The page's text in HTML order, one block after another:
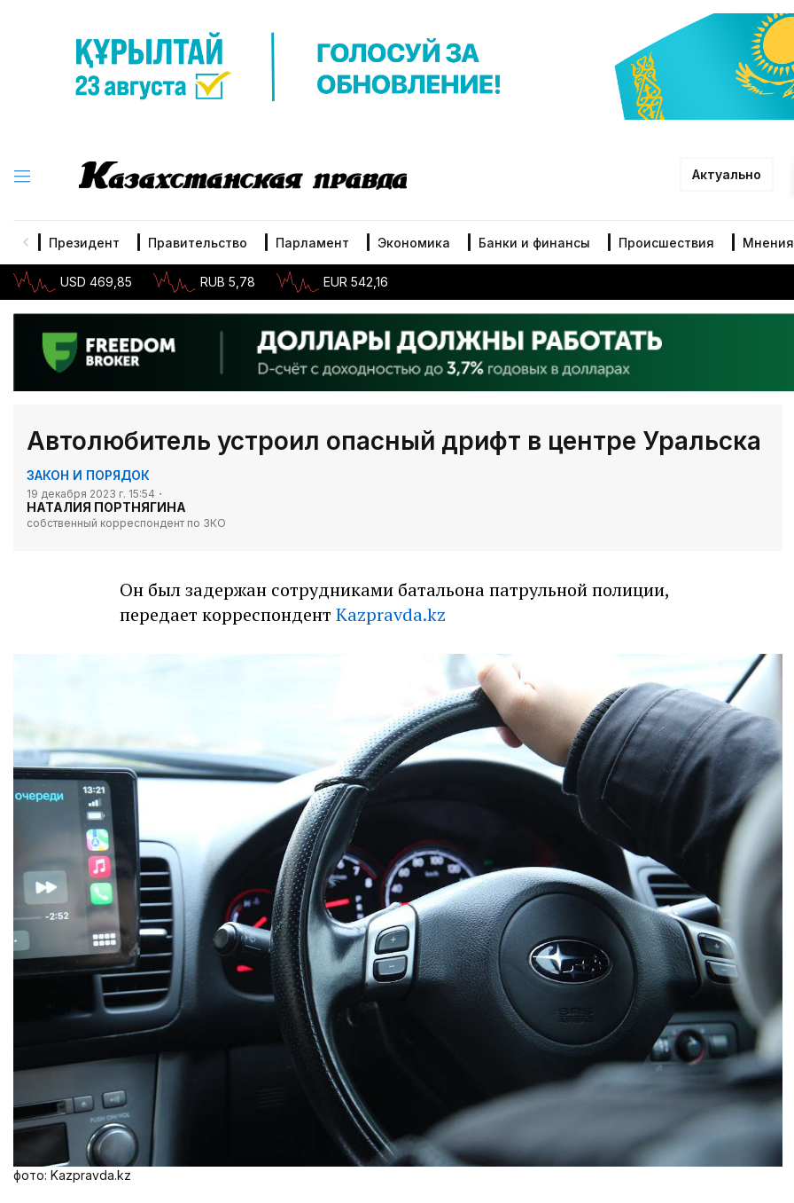
Актуально
Президент Правительство Парламент Экономика Банки и финансы Происшествия Мнения
USD 469,85 RUB 5,78 EUR 542,16
Автолюбитель устроил опасный дрифт в центре Уральска
ЗАКОН И ПОРЯДОК
19 декабря 2023 г. 15:54
НАТАЛИЯ ПОРТНЯГИНА
собственный корреспондент по ЗКО
Он был задержан сотрудниками батальона патрульной полиции,
передает корреспондент Kazpravda.kz
фото: Kazpravda.kz